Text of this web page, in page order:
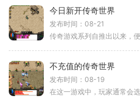
今日新开传奇世界
发布时间：08-21
不充值的传奇世界
发布时间：08-19